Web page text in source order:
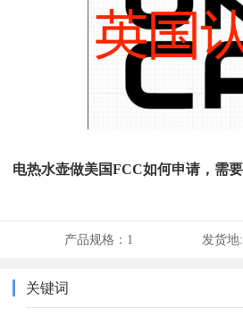
电热水壶做美国FCC如何申请，需
产品规格： 1 发货地:
关键词